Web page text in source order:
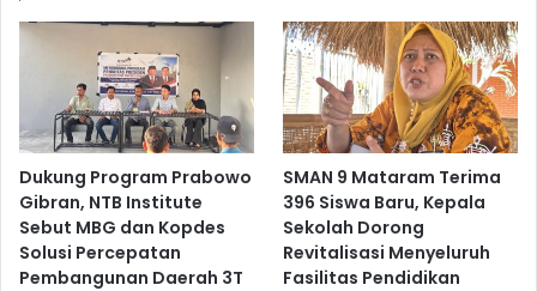
Dukung Program Prabowo
Gibran, NTB Institute
Sebut MBG dan Kopdes
Solusi Percepatan
Pembangunan Daerah 3T
SMAN 9 Mataram Terima
396 Siswa Baru, Kepala
Sekolah Dorong
Revitalisasi Menyeluruh
Fasilitas Pendidikan